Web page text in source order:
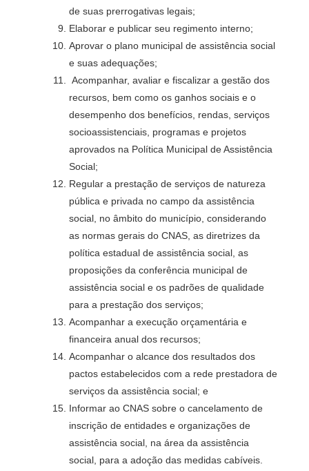
de suas prerrogativas legais;
Elaborar e publicar seu regimento interno;
Aprovar o plano municipal de assistência social
e suas adequações;
Acompanhar, avaliar e fiscalizar a gestão dos
recursos, bem como os ganhos sociais e o
desempenho dos benefícios, rendas, serviços
socioassistenciais, programas e projetos
aprovados na Política Municipal de Assistência
Social;
Regular a prestação de serviços de natureza
pública e privada no campo da assistência
social, no âmbito do município, considerando
as normas gerais do CNAS, as diretrizes da
política estadual de assistência social, as
proposições da conferência municipal de
assistência social e os padrões de qualidade
para a prestação dos serviços;
Acompanhar a execução orçamentária e
financeira anual dos recursos;
Acompanhar o alcance dos resultados dos
pactos estabelecidos com a rede prestadora de
serviços da assistência social; e
Informar ao CNAS sobre o cancelamento de
inscrição de entidades e organizações de
assistência social, na área da assistência
social, para a adoção das medidas cabíveis.